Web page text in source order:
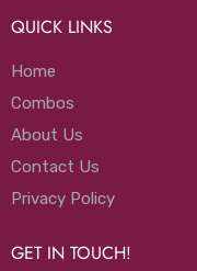
QUICK LINKS
Home
Combos
About Us
Contact Us
Privacy Policy
GET IN TOUCH!